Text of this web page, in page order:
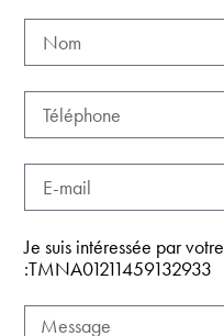
Je suis intéressée par
:TMNA01211459132933